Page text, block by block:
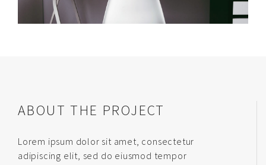
ABOUT THE PROJECT
Lorem ipsum dolor sit amet, consectetur
adipiscing elit, sed do eiusmod tempor